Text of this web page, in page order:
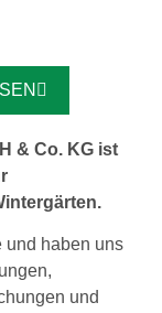
& Co. KG ist
und haben uns
und